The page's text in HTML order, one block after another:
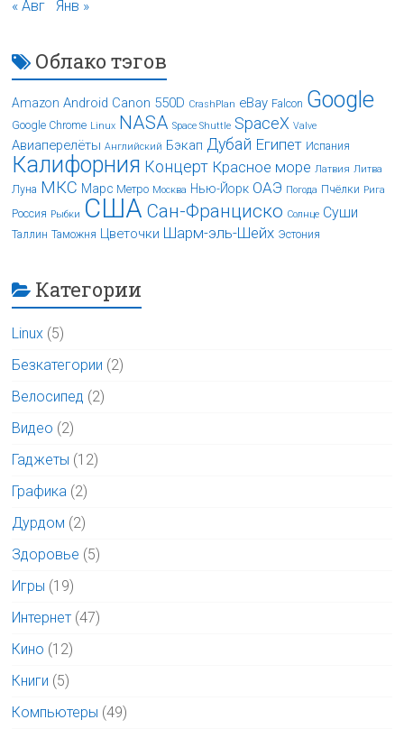
« Авг Янв »
Облако тэгов
Amazon Android Canon 550D CrashPlan eBay Falcon Google
Google Chrome Linux NASA Space Shuttle SpaceX Valve
Авиаперелёты Английский Бэкап Дубай Египет Испания
Калифорния Концерт Красное море Латвия Литва
Луна МКС Марс Метро Москва Нью-Йорк ОАЭ Погода Пчёлки Рига
Россия Рыбки США Сан-Франциско Солнце Суши
Таллин Таможня Цветочки Шарм-эль-Шейх Эстония
Категории
Linux (5)
Безкатегории (2)
Велосипед (2)
Видео (2)
Гаджеты (12)
Графика (2)
Дурдом (2)
Здоровье (5)
Игры (19)
Интернет (47)
Кино (12)
Книги (5)
Компьютеры (49)